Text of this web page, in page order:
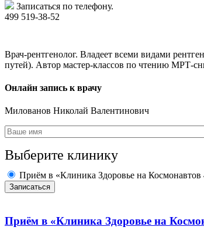
Записаться по телефону.
499 519-38-52
Врач-рентгенолог. Владеет всеми видами
путей). Автор мастер-классов по чтению МРТ-
Онлайн запись к врачу
Милованов Николай Валентинович
Выберите клинику
Приём в «Клиника Здоровье на Космонавтов
Приём в «Клиника Здоровье на